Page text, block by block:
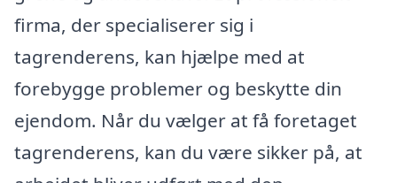
firma, der specialiserer sig i
tagrenderens, kan hjælpe med at
forebygge problemer og beskytte din
ejendom. Når du vælger at få foretaget
tagrenderens, kan du være sikker på, at